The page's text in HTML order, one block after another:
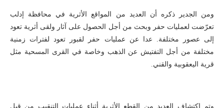
ومن الجدير ذكره أن العديد من المواقع الأثرية في محافظة إدلب
تعرّضت لعمليات حفر وبحث من أجل الحصول على آثار ولقى أثرية تعود
إلى عصور مختلفة. عدا عن عمليات حفر لقبور تعود لفترات زمنية
مختلفة من أجل التفتيش عن الذهب وخاصة في القرى المسحية مثل
قرية اليعقوبية والقني.
وتم اكتشاف العديد من القطع الأثرية أثناء عمليات التنقيب من قبل